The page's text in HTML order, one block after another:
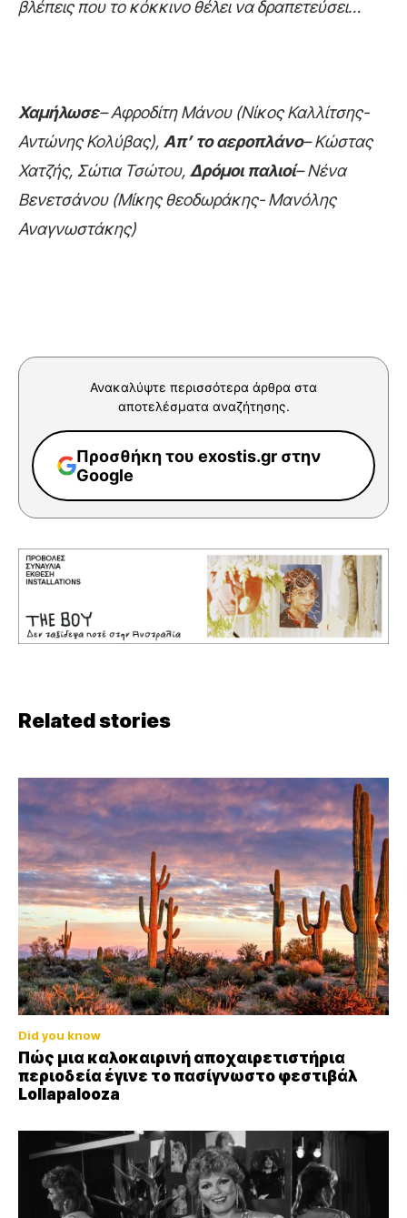
βλέπεις που το κόκκινο θέλει να δραπετεύσει…
Χαμήλωσε– Αφροδίτη Μάνου (Νίκος Καλλίτσης-
Αντώνης Κολύβας), Απ’ το αεροπλάνο– Κώστας
Χατζής, Σώτια Τσώτου, Δρόμοι παλιοί– Νένα
Βενετσάνου (Μίκης θεοδωράκης- Μανόλης
Αναγνωστάκης)
Ανακαλύψτε περισσότερα άρθρα στα
αποτελέσματα αναζήτησης.
Προσθήκη του exostis.gr στην
Google
Related stories
Did you know
Πώς μια καλοκαιρινή αποχαιρετιστήρια
περιοδεία έγινε το πασίγνωστο φεστιβάλ
Lollapalooza